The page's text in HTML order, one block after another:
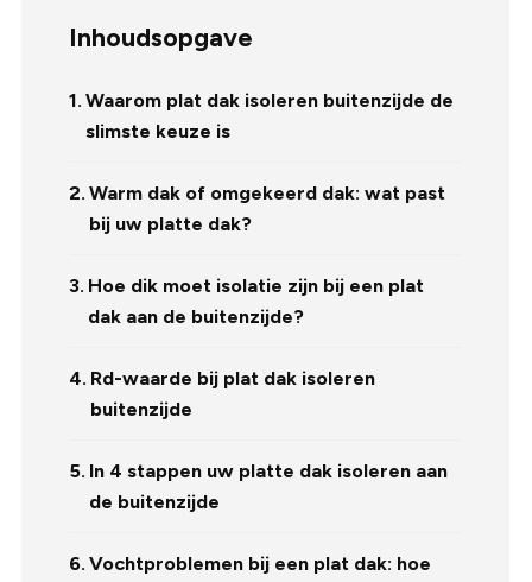
Inhoudsopgave
Waarom plat dak isoleren buitenzijde de
slimste keuze is
Warm dak of omgekeerd dak: wat past
bij uw platte dak?
Hoe dik moet isolatie zijn bij een plat
dak aan de buitenzijde?
Rd-waarde bij plat dak isoleren
buitenzijde
In 4 stappen uw platte dak isoleren aan
de buitenzijde
Vochtproblemen bij een plat dak: hoe